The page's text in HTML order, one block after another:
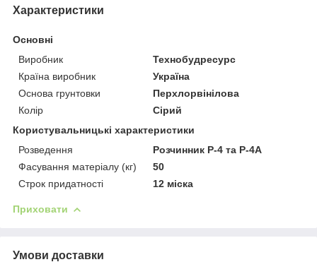
Характеристики
Основні
Виробник
Технобудресурс
Країна виробник
Україна
Основа грунтовки
Перхлорвінілова
Колір
Сірий
Користувальницькі характеристики
Розведення
Розчинник Р-4 та Р-4А
Фасування матеріалу (кг)
50
Строк придатності
12 міска
Приховати
Умови доставки